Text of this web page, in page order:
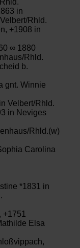
in
Rhld.
+1908 in
∞ 1880
Rhld.
b.
gnt. Winnie
Velbert/Rhld.
in Neviges
Rhld.(w)
Carolina
*1831 in
Elsa